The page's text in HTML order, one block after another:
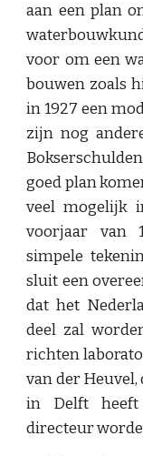
aan een plan
voor om een
bouwen zoals
in 1927 een
zijn nog
goed plan
veel mogelijk
voorjaar van
simpele
sluit een
dat het
deel zal
richten
van der
in Delft heeft
directeur